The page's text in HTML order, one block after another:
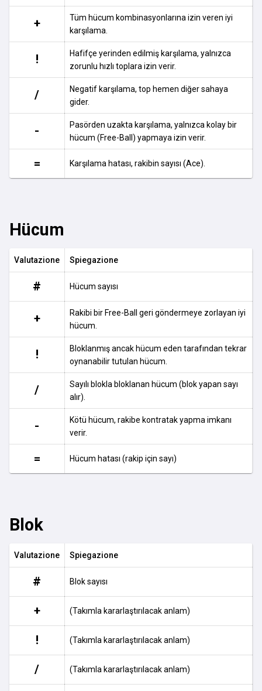
+
Tüm hücum kombinasyonlarına izin veren iyi
karşılama.
!
Hafifçe yerinden edilmiş karşılama, yalnızca
zorunlu hızlı toplara izin verir.
/
Negatif karşılama, top hemen diğer sahaya
gider.
-
Pasörden uzakta karşılama, yalnızca kolay bir
hücum (Free-Ball) yapmaya izin verir.
= Karşılama hatası, rakibin sayısı (Ace).
Hücum
Valutazione Spiegazione
# Hücum sayısı
+
Rakibi bir Free-Ball geri göndermeye zorlayan iyi
hücum.
!
Bloklanmış ancak hücum eden tarafından tekrar
oynanabilir tutulan hücum.
/
Sayılı blokla bloklanan hücum (blok yapan sayı
alır).
-
Kötü hücum, rakibe kontratak yapma imkanı
verir.
= Hücum hatası (rakip için sayı)
Blok
Valutazione Spiegazione
# Blok sayısı
+ (Takımla kararlaştırılacak anlam)
! (Takımla kararlaştırılacak anlam)
/ (Takımla kararlaştırılacak anlam)